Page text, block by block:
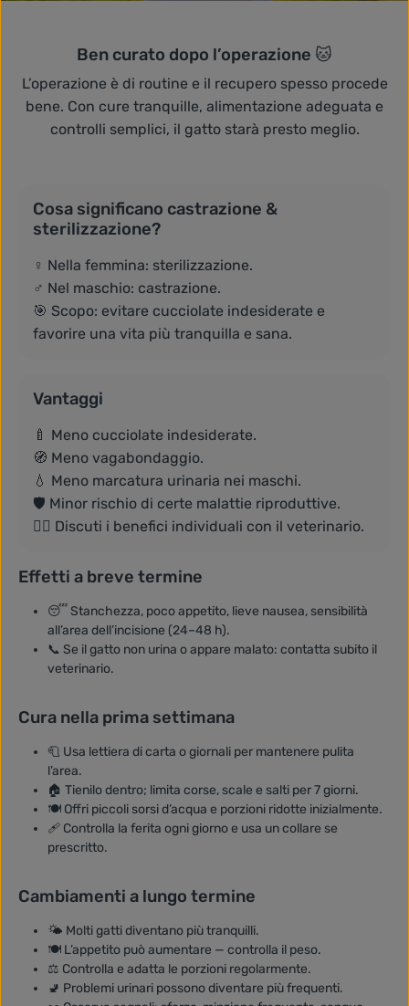
Ben curato dopo l’operazione 🐱
L’operazione è di routine e il recupero spesso procede
bene. Con cure tranquille, alimentazione adeguata e
controlli semplici, il gatto starà presto meglio.
Cosa significano castrazione &
sterilizzazione?
♀️ Nella femmina: sterilizzazione.
♂️ Nel maschio: castrazione.
🎯 Scopo: evitare cucciolate indesiderate e
favorire una vita più tranquilla e sana.
Vantaggi
🍼 Meno cucciolate indesiderate.
🧭 Meno vagabondaggio.
💧 Meno marcatura urinaria nei maschi.
🛡️ Minor rischio di certe malattie riproduttive.
👩‍⚕️ Discuti i benefici individuali con il veterinario.
Effetti a breve termine
😴 Stanchezza, poco appetito, lieve nausea, sensibilità
all’area dell’incisione (24–48 h).
📞 Se il gatto non urina o appare malato: contatta subito il
veterinario.
Cura nella prima settimana
🧻 Usa lettiera di carta o giornali per mantenere pulita
l’area.
🏠 Tienilo dentro; limita corse, scale e salti per 7 giorni.
🍽️ Offri piccoli sorsi d’acqua e porzioni ridotte inizialmente.
🩹 Controlla la ferita ogni giorno e usa un collare se
prescritto.
Cambiamenti a lungo termine
🌤️ Molti gatti diventano più tranquilli.
🍽️ L’appetito può aumentare — controlla il peso.
⚖️ Controlla e adatta le porzioni regolarmente.
🚽 Problemi urinari possono diventare più frequenti.